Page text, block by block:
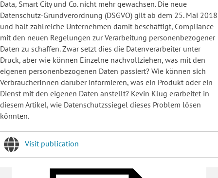
Data, Smart City und Co. nicht mehr gewachsen. Die neue
Datenschutz-Grundverordnung (DSGVO) gilt ab dem 25. Mai 2018
und hält zahlreiche Unternehmen damit beschäftigt, Compliance
mit den neuen Regelungen zur Verarbeitung personenbezogener
Daten zu schaffen. Zwar setzt dies die Datenverarbeiter unter
Druck, aber wie können Einzelne nachvollziehen, was mit den
eigenen personenbezogenen Daten passiert? Wie können sich
VerbraucherInnen darüber informieren, was ein Produkt oder ein
Dienst mit den eigenen Daten anstellt? Kevin Klug erarbeitet in
diesem Artikel, wie Datenschutzssiegel dieses Problem lösen
könnten.
Visit publication